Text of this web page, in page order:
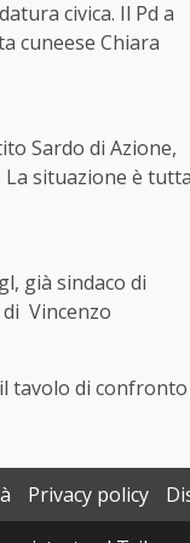
civica. Il Pd a
cuneese Chiara
Sardo di Azione,
La situazione è tutta
già sindaco di
Vincenzo
tavolo di confronto
Privacy policy